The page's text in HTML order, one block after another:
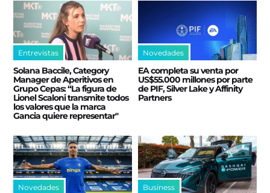
Entrevistas
Solana Baccile, Category
Manager de Aperitivos en
Grupo Cepas: “La figura de
Lionel Scaloni transmite todos
los valores que la marca
Gancia quiere representar"
Novedades
EA completa su venta por
US$55.000 millones por parte
de PIF, Silver Lake y Affinity
Partners
Novedades Business